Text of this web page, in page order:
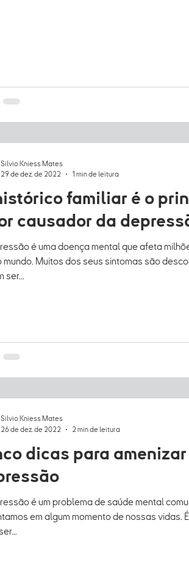
familiar é o
causador da
é uma doença mental que afeta
mundo. Muitos dos seus sintomas são
ser...
Silvio Kniess Mates
29 de dez. de 2022
1 min de leitura
dicas para amenizar
é um problema de saúde mental
em algum momento de nossas vidas.
Silvio Kniess Mates
26 de dez. de 2022
2 min de leitura